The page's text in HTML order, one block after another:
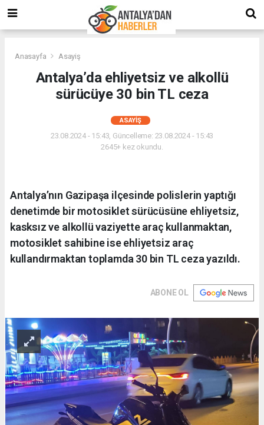
Anasayfa Asayiş
Antalya’da ehliyetsiz ve alkollü
sürücüye 30 bin TL ceza
ASAYIŞ
23.08.2024 - 15:43, Güncelleme: 23.08.2024 - 15:43
2645+ kez okundu.
Antalya’nın Gazipaşa ilçesinde polislerin yaptığı
denetimde bir motosiklet sürücüsüne ehliyetsiz,
kasksız ve alkollü vaziyette araç kullanmaktan,
motosiklet sahibine ise ehliyetsiz araç
kullandırmaktan toplamda 30 bin TL ceza yazıldı.
ABONE OL